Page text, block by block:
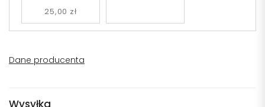
CZARNA AXON 2
25,00 zł
Dane producenta
Wysyłka